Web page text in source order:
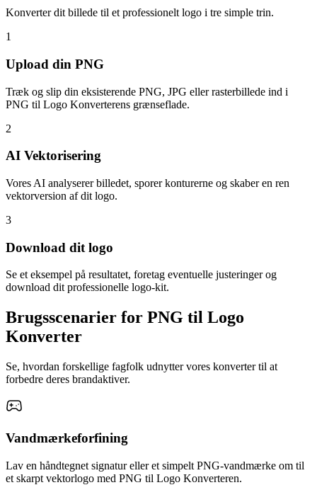
Konverter dit billede til et professionelt logo i tre simple trin.
1
Upload din PNG
Træk og slip din eksisterende PNG, JPG eller rasterbillede ind i
PNG til Logo Konverterens grænseflade.
2
AI Vektorisering
Vores AI analyserer billedet, sporer konturerne og skaber en ren
vektorversion af dit logo.
3
Download dit logo
Se et eksempel på resultatet, foretag eventuelle justeringer og
download dit professionelle logo-kit.
Brugsscenarier for PNG til Logo
Konverter
Se, hvordan forskellige fagfolk udnytter vores konverter til at
forbedre deres brandaktiver.
Vandmærkeforfining
Lav en håndtegnet signatur eller et simpelt PNG-vandmærke om til
et skarpt vektorlogo med PNG til Logo Konverteren.